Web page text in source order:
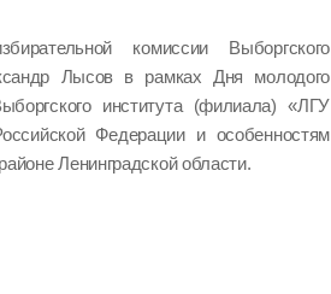
комиссии Выборгского
Лысов в рамках Дня молодого
института (филиала) «ЛГУ
Федерации и особенностям
Ленинградской области.